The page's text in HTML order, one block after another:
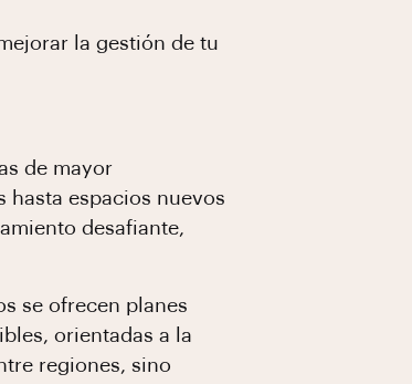
la gestión de tu
de mayor
hasta espacios nuevos
desafiante,
se ofrecen planes
orientadas a la
regiones, sino